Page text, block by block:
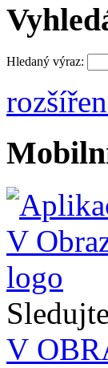
Hledaný výraz:
V